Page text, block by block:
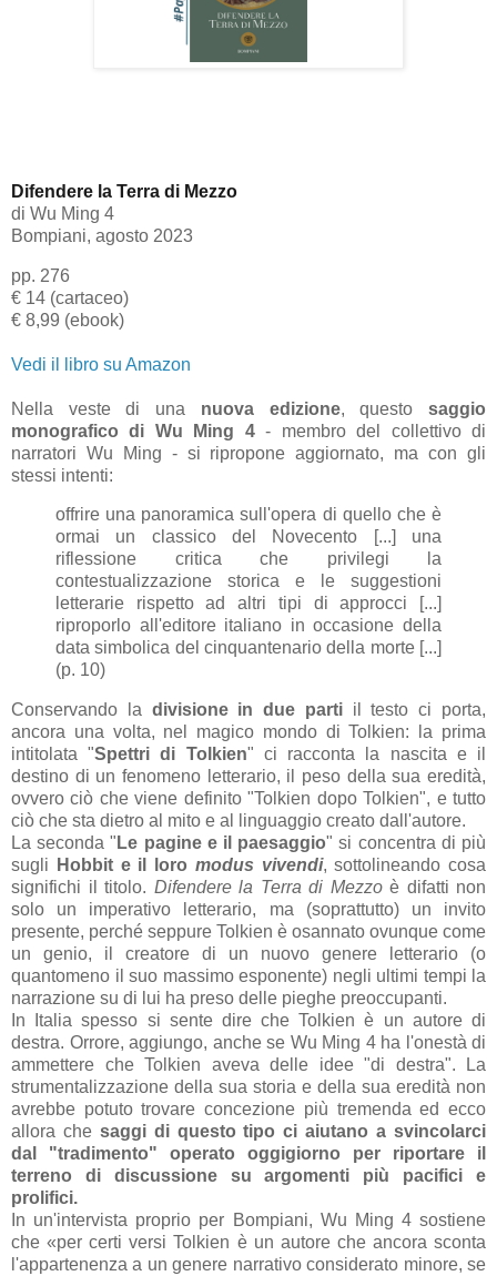
Difendere la Terra di Mezzo
di Wu Ming 4
Bompiani, agosto 2023
pp. 276
€ 14 (cartaceo)
€ 8,99 (ebook)
Vedi il libro su Amazon
Nella veste di una nuova edizione, questosaggio
monografico di Wu Ming 4- membro del collettivo di
narratori Wu Ming - si ripropone aggiornato, ma con gli
stessi intenti:
offrire una panoramica sull'opera di quello che è
ormai un classico del Novecento [...] una
riflessione critica che privilegi la
contestualizzazione storica e le suggestioni
letterarie rispetto ad altri tipi di approcci [...]
riproporlo all'editore italiano in occasione della
data simbolica del cinquantenario della morte [...]
(p. 10)
Conservando la divisione in due partiil testo ci porta,
ancora una volta, nel magico mondo di Tolkien: la prima
intitolata "Spettri di Tolkien" ci racconta la nascita e il
destino di un fenomeno letterario, il peso della sua eredità,
ovvero ciò che viene definito "Tolkien dopo Tolkien", e tutto
ciò che sta dietro al mito e al linguaggio creato dall'autore.
La seconda " Le pagine e il paesaggio" si concentra di più
sugli
Hobbit e il loro modus vivendi, sottolineando cosa
significhi il titolo. Difendere la Terra di Mezzoè difatti non
solo un imperativo letterario, ma (soprattutto) un invito
presente, perché seppure Tolkien è osannato ovunque come
un genio, il creatore di un nuovo genere letterario (o
quantomeno il suo massimo esponente) negli ultimi tempi la
narrazione su di lui ha preso delle pieghe preoccupanti.
In Italia spesso si sente dire che Tolkien è un autore di
destra. Orrore, aggiungo, anche se Wu Ming 4 ha l'onestà di
ammettere che Tolkien aveva delle idee "di destra". La
strumentalizzazione della sua storia e della sua eredità non
avrebbe potuto trovare concezione più tremenda ed ecco
allora che saggi di questo tipo ci aiutano a svincolarci
dal "tradimento" operato oggigiorno per riportare il
terreno di discussione su argomenti più pacifici e
prolifici.
In un'intervista proprio per Bompiani, Wu Ming 4 sostiene
che «per certi versi Tolkien è un autore che ancora sconta
l'appartenenza a un genere narrativo considerato minore, se